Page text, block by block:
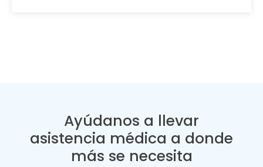
Ayúdanos a llevar
asistencia médica a donde
más se necesita